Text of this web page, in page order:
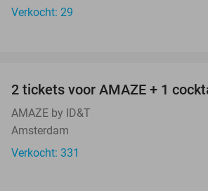
Verkocht: 29
2 tickets voor AMAZE + 1
AMAZE by ID&T
Amsterdam
Verkocht: 331